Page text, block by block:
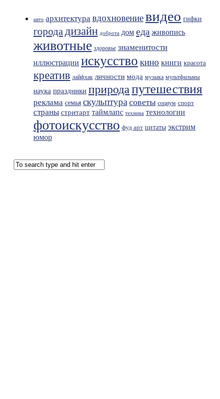
авто архитектура вдохновениевидео гифки
городадизайн доброта дом еда живопись
животные здоровье знаменитости
иллюстрации искусство кино книги красота
креатив лайфхак личности мода музыка мультфильмы
наука праздники природапутешествия
реклама семья скульптура советы социум спорт
страны стритарт таймлапс техника технологии
фотоискусство фуд арт цитаты экстрим
юмор